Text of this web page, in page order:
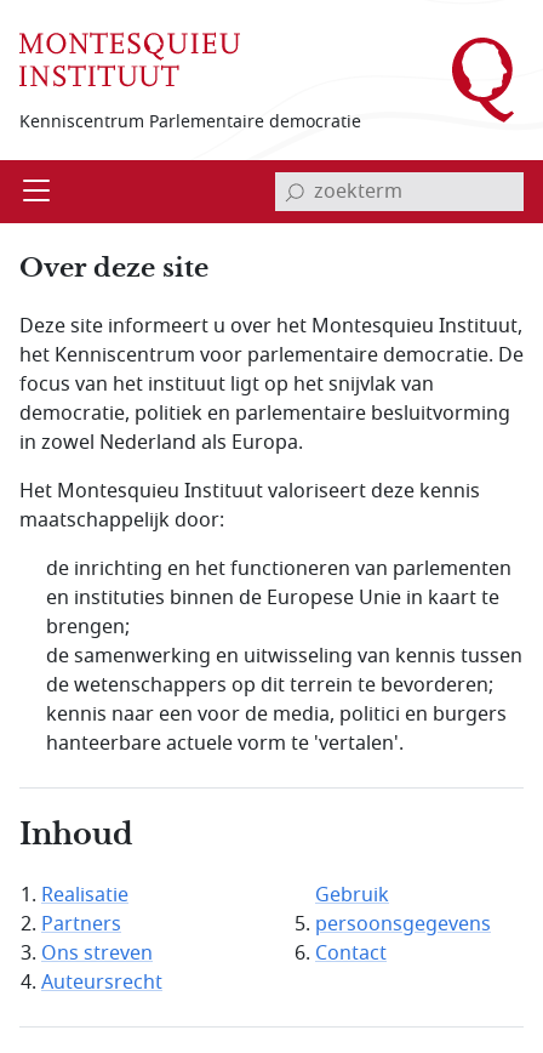
Kenniscentrum Parlementaire democratie
Open invoerveld zoekterm
Over deze site
Deze site informeert u over het Montesquieu Instituut,
het Kenniscentrum voor parlementaire democratie. De
focus van het instituut ligt op het snijvlak van
democratie, politiek en parlementaire besluitvorming
in zowel Nederland als Europa.
Het Montesquieu Instituut valoriseert deze kennis
maatschappelijk door:
de inrichting en het functioneren van parlementen
en instituties binnen de Europese Unie in kaart te
brengen;
de samenwerking en uitwisseling van kennis tussen
de wetenschappers op dit terrein te bevorderen;
kennis naar een voor de media, politici en burgers
hanteerbare actuele vorm te 'vertalen'.
Inhoud
Realisatie
Partners
Ons streven
Auteursrecht
Gebruik
persoonsgegevens
Contact